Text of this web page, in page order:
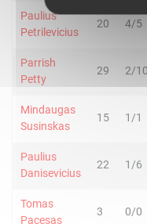
Paulius
Petrilevicius
20 4/5
Parrish
Petty
29 2/10
Mindaugas
Susinskas
15 1/1
Paulius
Danisevicius
22 1/6
Tomas
Pacesas
3 0/0